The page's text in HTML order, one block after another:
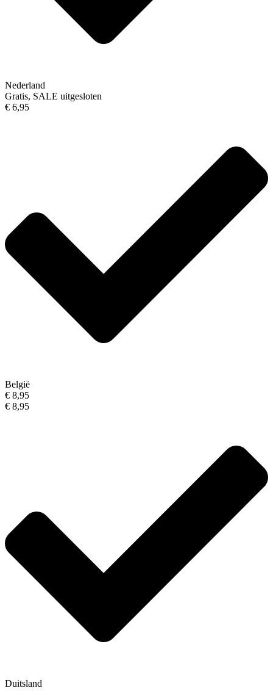
Nederland
Gratis, SALE uitgesloten
€ 6,95
België
€ 8,95
€ 8,95
Duitsland